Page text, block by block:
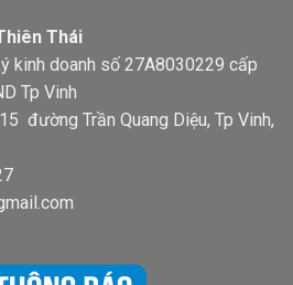
Thiên Thái
kinh doanh số 27A8030229 cấp
Tp Vinh
đường Trần Quang Diệu, Tp Vinh,